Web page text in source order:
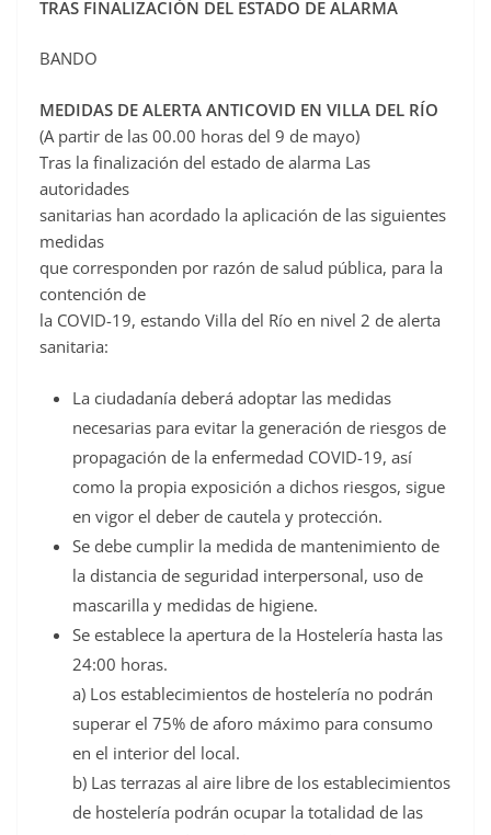
e
o
o
k
TRAS FINALIZACIÓN DEL ESTADO DE ALARMA
BANDO
MEDIDAS DE ALERTA ANTICOVID EN VILLA DEL RÍO
(A partir de las 00.00 horas del 9 de mayo)
Tras la finalización del estado de alarma Las
autoridades
sanitarias han acordado la aplicación de las siguientes
medidas
que corresponden por razón de salud pública, para la
contención de
la COVID-19, estando Villa del Río en nivel 2 de alerta
sanitaria:
La ciudadanía deberá adoptar las medidas
necesarias para evitar la generación de riesgos de
propagación de la enfermedad COVID-19, así
como la propia exposición a dichos riesgos, sigue
en vigor el deber de cautela y protección.
Se debe cumplir la medida de mantenimiento de
la distancia de seguridad interpersonal, uso de
mascarilla y medidas de higiene.
Se establece la apertura de la Hostelería hasta las
24:00 horas.
a) Los establecimientos de hostelería no podrán
superar el 75% de aforo máximo para consumo
en el interior del local.
b) Las terrazas al aire libre de los establecimientos
de hostelería podrán ocupar la totalidad de las